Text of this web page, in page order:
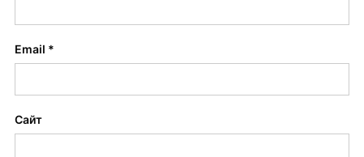
Email *
Сайт